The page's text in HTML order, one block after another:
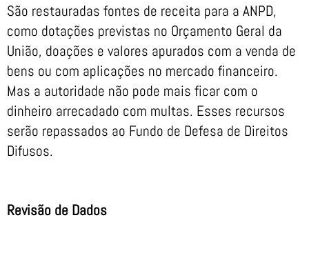
São restauradas fontes de receita para a ANPD,
como dotações previstas no Orçamento Geral da
União, doações e valores apurados com a venda de
bens ou com aplicações no mercado financeiro.
Mas a autoridade não pode mais ficar com o
dinheiro arrecadado com multas. Esses recursos
serão repassados ao Fundo de Defesa de Direitos
Difusos.
Revisão de Dados